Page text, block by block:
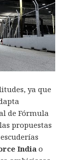
ya que
de Fórmula
propuestas
Indiao